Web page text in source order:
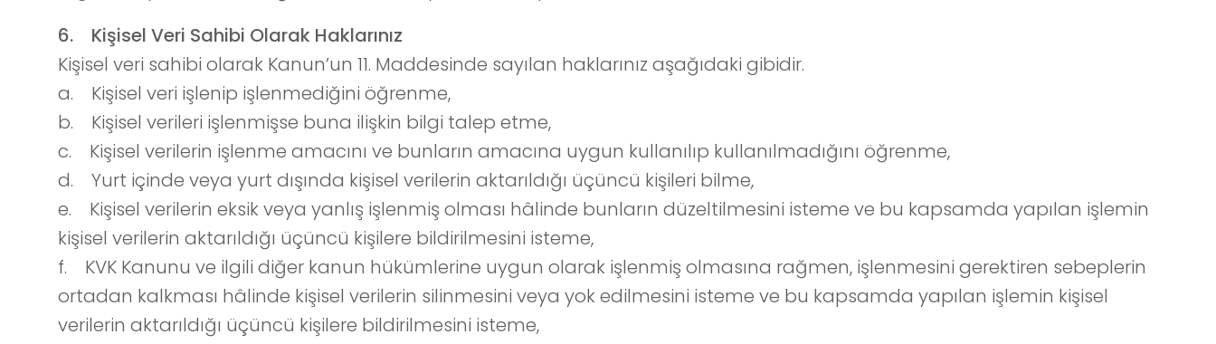
6. Kişisel Veri Sahibi Olarak Haklarınız
Kişisel veri sahibi olarak Kanun’un 11. Maddesinde sayılan haklarınız aşağıdaki gibidir.
a. Kişisel veri işlenip işlenmediğini öğrenme,
b. Kişisel verileri işlenmişse buna ilişkin bilgi talep etme,
c. Kişisel verilerin işlenme amacını ve bunların amacına uygun kullanılıp kullanılmadığını öğrenme,
d. Yurt içinde veya yurt dışında kişisel verilerin aktarıldığı üçüncü kişileri bilme,
e. Kişisel verilerin eksik veya yanlış işlenmiş olması hâlinde bunların düzeltilmesini isteme ve bu kapsamda yapılan işlemin
kişisel verilerin aktarıldığı üçüncü kişilere bildirilmesini isteme,
f. KVK Kanunu ve ilgili diğer kanun hükümlerine uygun olarak işlenmiş olmasına rağmen, işlenmesini gerektiren sebeplerin
ortadan kalkması hâlinde kişisel verilerin silinmesini veya yok edilmesini isteme ve bu kapsamda yapılan işlemin kişisel
verilerin aktarıldığı üçüncü kişilere bildirilmesini isteme,